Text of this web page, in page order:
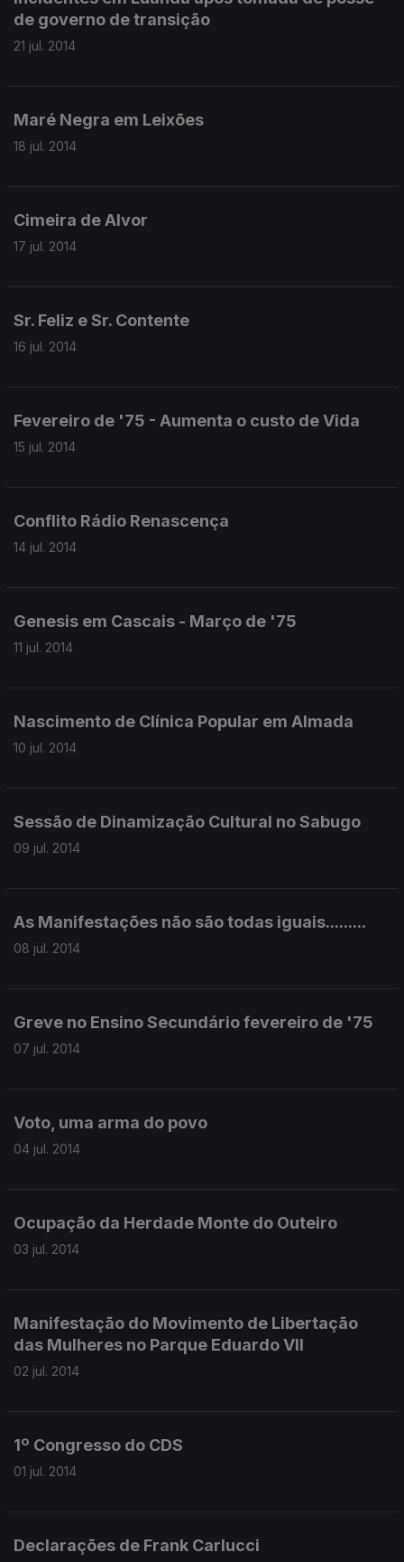
de governo de transição
21 jul. 2014
Maré Negra em Leixões
18 jul. 2014
Cimeira de Alvor
17 jul. 2014
Sr. Feliz e Sr. Contente
16 jul. 2014
Fevereiro de '75 - Aumenta o custo de Vida
15 jul. 2014
Conflito Rádio Renascença
14 jul. 2014
Genesis em Cascais - Março de '75
11 jul. 2014
Nascimento de Clínica Popular em Almada
10 jul. 2014
Sessão de Dinamização Cultural no Sabugo
09 jul. 2014
As Manifestações não são todas iguais.........
08 jul. 2014
Greve no Ensino Secundário fevereiro de '75
07 jul. 2014
Voto, uma arma do povo
04 jul. 2014
Ocupação da Herdade Monte do Outeiro
03 jul. 2014
Manifestação do Movimento de Libertação
das Mulheres no Parque Eduardo VII
02 jul. 2014
1º Congresso do CDS
01 jul. 2014
Declarações de Frank Carlucci